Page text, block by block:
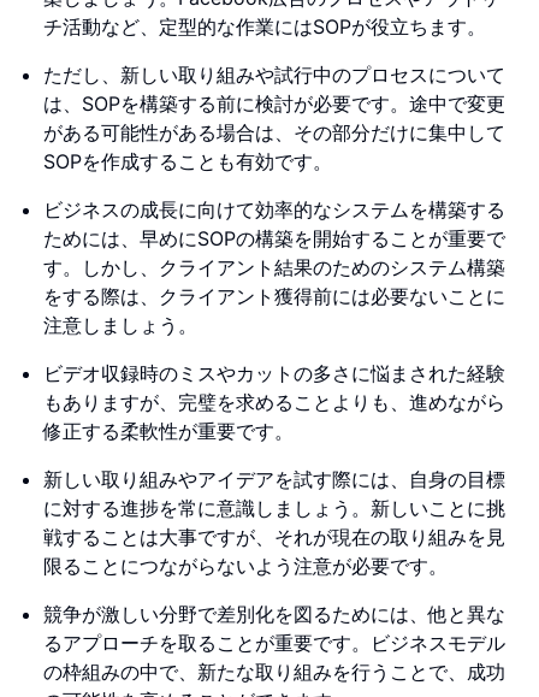
チ活動など、定型的な作業にはSOPが役立ちます。
ただし、新しい取り組みや試行中のプロセスについて
は、SOPを構築する前に検討が必要です。途中で変更
がある可能性がある場合は、その部分だけに集中して
SOPを作成することも有効です。
ビジネスの成長に向けて効率的なシステムを構築する
ためには、早めにSOPの構築を開始することが重要で
す。しかし、クライアント結果のためのシステム構築
をする際は、クライアント獲得前には必要ないことに
注意しましょう。
ビデオ収録時のミスやカットの多さに悩まされた経験
もありますが、完璧を求めることよりも、進めながら
修正する柔軟性が重要です。
新しい取り組みやアイデアを試す際には、自身の目標
に対する進捗を常に意識しましょう。新しいことに挑
戦することは大事ですが、それが現在の取り組みを見
限ることにつながらないよう注意が必要です。
競争が激しい分野で差別化を図るためには、他と異な
るアプローチを取ることが重要です。ビジネスモデル
の枠組みの中で、新たな取り組みを行うことで、成功